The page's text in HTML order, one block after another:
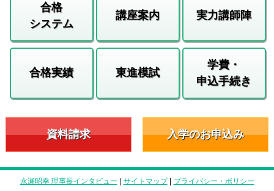
合格
システム
講座案内 実力講師陣
合格実績 東進模試
学費・
申込手続き
資料請求 入学のお申込み
永瀬昭幸 理事長インタビュー | サイトマップ| プライバシー・ポリシー